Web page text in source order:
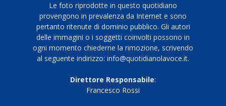
Le foto riprodotte in questo quotidiano
provengono in prevalenza da Internet e sono
pertanto ritenute di dominio pubblico. Gli autori
delle immagini o i soggetti coinvolti possono in
ogni momento chiederne la rimozione, scrivendo
al seguente indirizzo: info@quotidianolavoce.it.
Direttore Responsabile:
Francesco Rossi